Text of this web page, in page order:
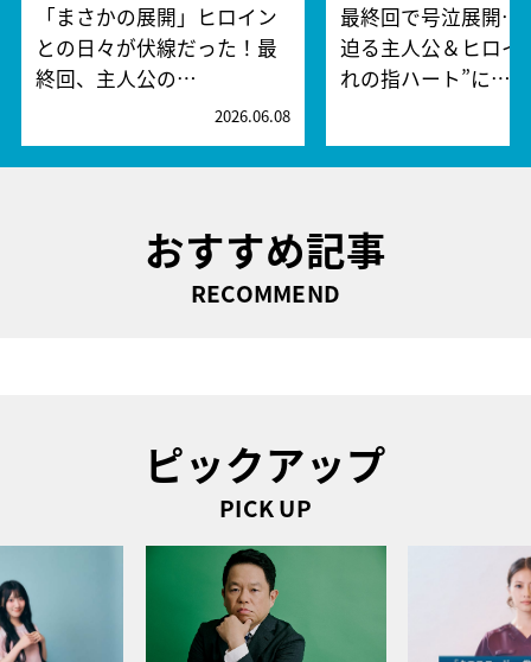
「まさかの展開」ヒロイン
との日々が伏線だった！最
終回、主人公の…
2026.06.08
最終回で号泣展開…
迫る主人公＆ヒロイ
れの指ハート”に…
おすすめ記事
RECOMMEND
ピックアップ
PICK UP